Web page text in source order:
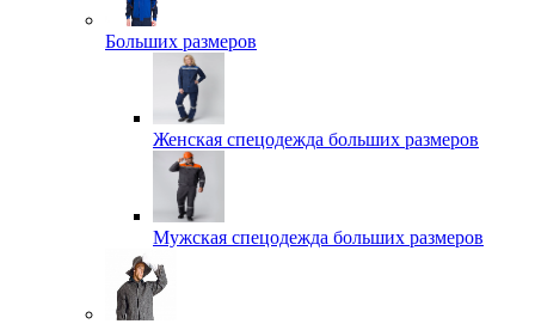
Больших размеров
Женская спецодежда больших размеров
Мужская спецодежда больших размеров